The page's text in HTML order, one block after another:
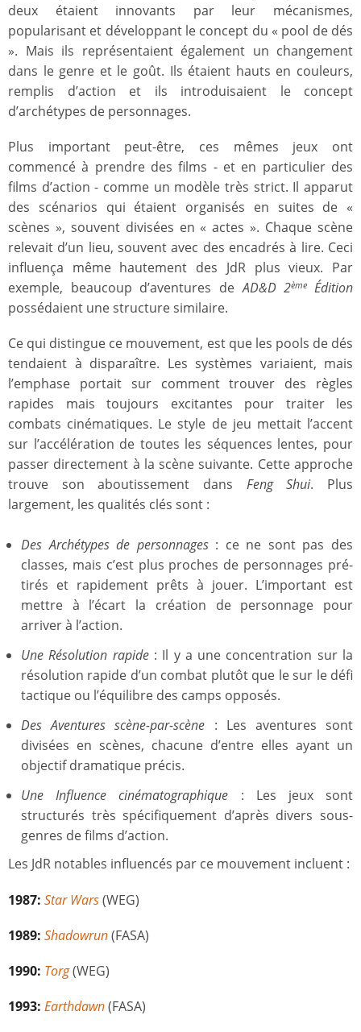
deux étaient innovants par leur mécanismes,
popularisant et développant le concept du « pool de dés
». Mais ils représentaient également un changement
dans le genre et le goût. Ils étaient hauts en couleurs,
remplis d’action et ils introduisaient le concept
d’archétypes de personnages.
Plus important peut-être, ces mêmes jeux ont
commencé à prendre des films - et en particulier des
films d’action - comme un modèle très strict. Il apparut
des scénarios qui étaient organisés en suites de «
scènes », souvent divisées en « actes ». Chaque scène
relevait d’un lieu, souvent avec des encadrés à lire. Ceci
influença même hautement des JdR plus vieux. Par
exemple, beaucoup d’aventures deAD&D 2ème Édition
possédaient une structure similaire.
Ce qui distingue ce mouvement, est que les pools de dés
tendaient à disparaître. Les systèmes variaient, mais
l’emphase portait sur comment trouver des règles
rapides mais toujours excitantes pour traiter les
combats cinématiques. Le style de jeu mettait l’accent
sur l’accélération de toutes les séquences lentes, pour
passer directement à la scène suivante. Cette approche
trouve son aboutissement dans Feng Shui. Plus
largement, les qualités clés sont :
Des Archétypes de personnages: ce ne sont pas des
classes, mais c’est plus proches de personnages pré-
tirés et rapidement prêts à jouer. L’important est
mettre à l’écart la création de personnage pour
arriver à l’action.
Une Résolution rapide: Il y a une concentration sur la
résolution rapide d’un combat plutôt que le sur le défi
tactique ou l’équilibre des camps opposés.
Des Aventures scène-par-scène : Les aventures sont
divisées en scènes, chacune d’entre elles ayant un
objectif dramatique précis.
Une Influence cinématographique : Les jeux sont
structurés très spécifiquement d’après divers sous-
genres de films d’action.
Les JdR notables influencés par ce mouvement incluent :
1987: Star Wars(WEG)
1989: Shadowrun(FASA)
1990: Torg(WEG)
1993: Earthdawn(FASA)